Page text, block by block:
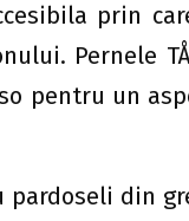
prin
Pernele
pentru un
din